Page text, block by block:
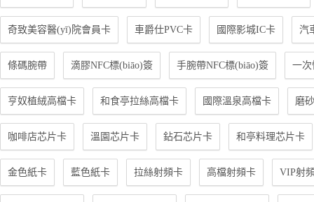
奇致美容醫(yī)院會員卡 車爵仕PVC卡 國際影城IC卡 汽
條碼腕帶 滴膠NFC標(biāo)簽 手腕帶NFC標(biāo)簽 一次
亨奴植絨高檔卡 和食亭拉絲高檔卡 國際溫泉高檔卡 磨
咖啡店芯片卡 溫園芯片卡 鉆石芯片卡 和亭料理芯片卡
金色紙卡 藍色紙卡 拉絲射頻卡 高檔射頻卡 VIP射